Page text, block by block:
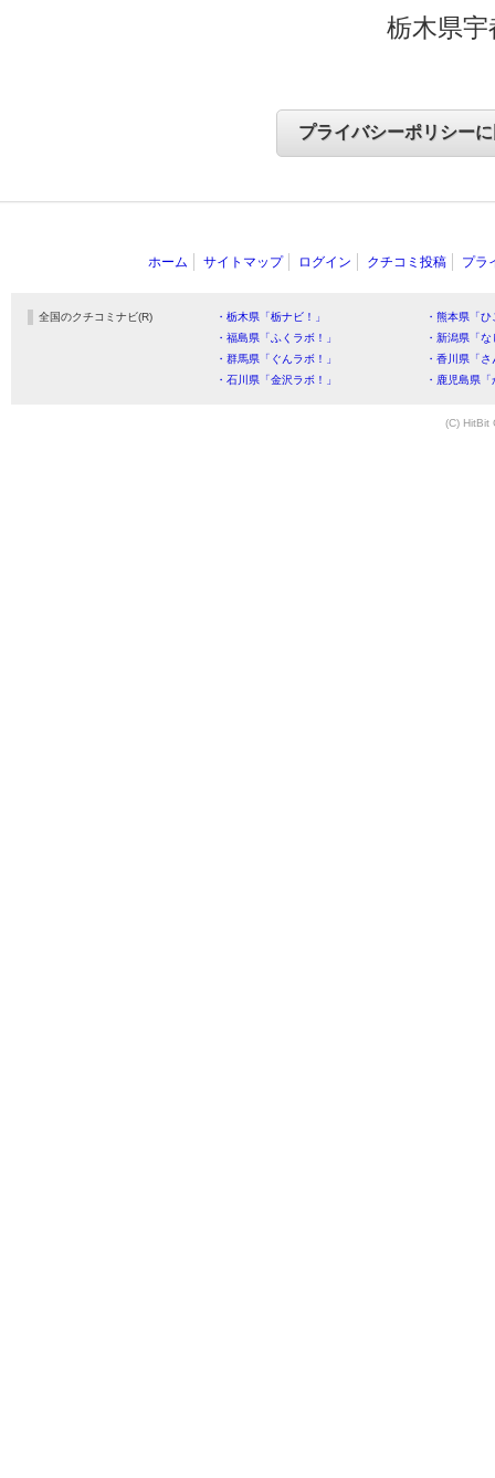
栃木県
ホーム サイトマップ ログイン クチコミ投稿 プラ
全国のクチコミナビ(R) ・栃木県「栃ナビ！」
・熊本県「
・福島県「ふくラボ！」
・新潟県「
・群馬県「ぐんラボ！」
・香川県「
・石川県「金沢ラボ！」
・鹿児島県
(C) HitBit